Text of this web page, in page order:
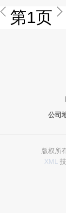
第1页
公司
版权所
XML